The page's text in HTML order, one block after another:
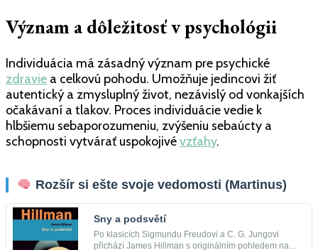
Význam a dôležitosť v psychológii
Individuácia má zásadný význam pre psychické
zdravie a celkovú pohodu. Umožňuje jedincovi žiť
autentický a zmysluplný život, nezávislý od vonkajších
očakávaní a tlakov. Proces individuácie vedie k
hlbšiemu sebaporozumeniu, zvýšeniu sebaúcty a
schopnosti vytvárať uspokojivévzťahy.
Rozšír si ešte svoje vedomosti (Martinus)
Sny a podsvětí
Po klasicích Sigmundu Freudovi a C. G. Jungovi
přichází James Hillman s originálním pohledem na